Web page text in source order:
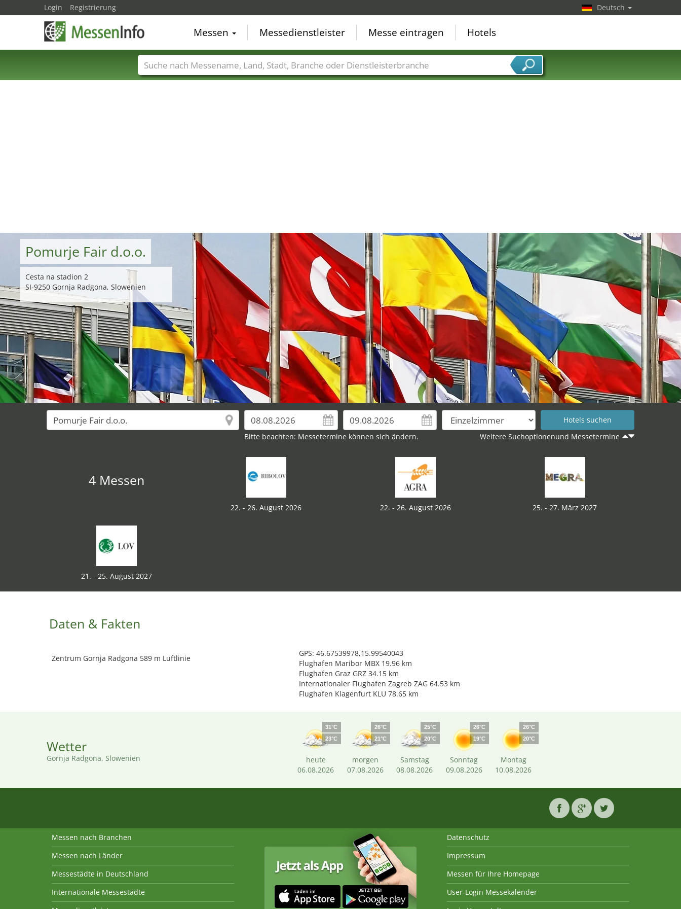
Pomurje Fair d.o.o.
Cesta na stadion 2
SI-9250 Gornja Radgona, Slowenien
Bitte beachten: Messetermine können sich ändern. Weitere Suchoptionenund Messetermine
4 Messen
22. - 26. August 2026 22. - 26. August 2026 25. - 27. März 2027
21. - 25. August 2027
Daten & Fakten
Zentrum Gornja Radgona 589 m Luftlinie
GPS: 46.67539978,15.99540043
Flughafen Maribor MBX 19.96 km
Flughafen Graz GRZ 34.15 km
Internationaler Flughafen Zagreb ZAG 64.53 km
Flughafen Klagenfurt KLU 78.65 km
Wetter
Gornja Radgona, Slowenien
31°C
23°C
heute
06.08.2026
26°C
21°C
morgen
07.08.2026
25°C
20°C
Samstag
08.08.2026
26°C
19°C
Sonntag
09.08.2026
26°C
20°C
Montag
10.08.2026
Login Registrierung Deutsch
Messen Messedienstleister Messe eintragen Hotels
Messenamen Länder Städte Branchen Dienstleisterbranchen
Messen nach Branchen
Messen nach Länder
Messestädte in Deutschland
Internationale Messestädte
Datenschutz
Impressum
Messen für Ihre Homepage
User-Login Messekalender